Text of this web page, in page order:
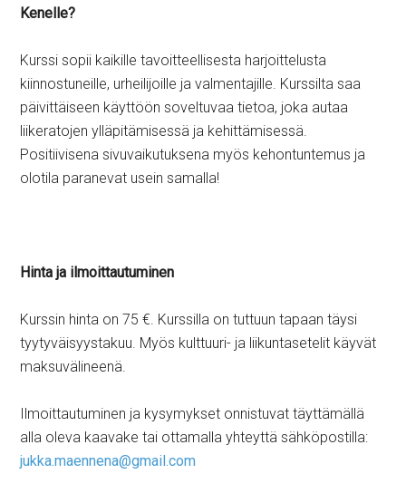
Kenelle?
Kurssi sopii kaikille tavoitteellisesta harjoittelusta
kiinnostuneille, urheilijoille ja valmentajille. Kurssilta saa
päivittäiseen käyttöön soveltuvaa tietoa, joka autaa
liikeratojen ylläpitämisessä ja kehittämisessä.
Positiivisena sivuvaikutuksena myös kehontuntemus ja
olotila paranevat usein samalla!
Hinta ja ilmoittautuminen
Kurssin hinta on 75 €. Kurssilla on tuttuun tapaan täysi
tyytyväisyystakuu. Myös kulttuuri- ja liikuntasetelit käyvät
maksuvälineenä.
Ilmoittautuminen ja kysymykset onnistuvat täyttämällä
alla oleva kaavake tai ottamalla yhteyttä sähköpostilla:
jukka.maennena@gmail.com